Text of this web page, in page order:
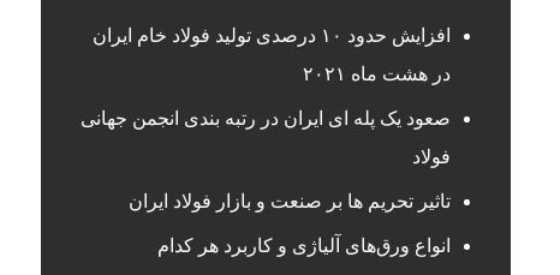
افزایش حدود ۱۰ درصدی تولید فولاد خام ایران
در هشت ماه ۲۰۲۱
صعود یک پله ای ایران در رتبه بندی انجمن جهانی
فولاد
تاثیر تحریم ها بر صنعت و بازار فولاد ایران
انواع ورق‌های آلیاژی و کاربرد هر کدام